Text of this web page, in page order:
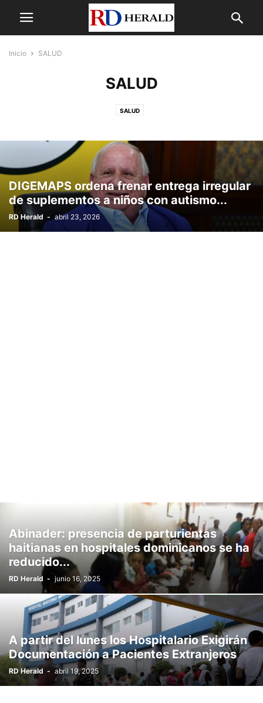
Inicio SALUD
SALUD
SALUD
DIGEMAPS ordena frenar entrega irregular
de suplementos a niños con autismo...
RD Herald - abril 23, 2026
Abinader: presencia de parturientas
haitianas en hospitales dominicanos se ha
reducido...
RD Herald - junio 16, 2025
A partir del lunes los Hospitalario Exigirán
Documentación a Pacientes Extranjeros
RD Herald - abril 19, 2025